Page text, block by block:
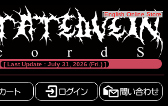
[English Online Store]
[ Last Update : July 31, 2026 (Fri.) ]